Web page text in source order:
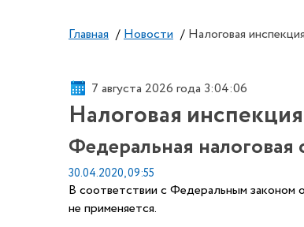
Главная / Новости / Налоговая
7 августа 2026 года 3:04:06
Налоговая
Федеральная
30.04.2020, 09:55
В соответствии с Федеральным законом
не применяется.